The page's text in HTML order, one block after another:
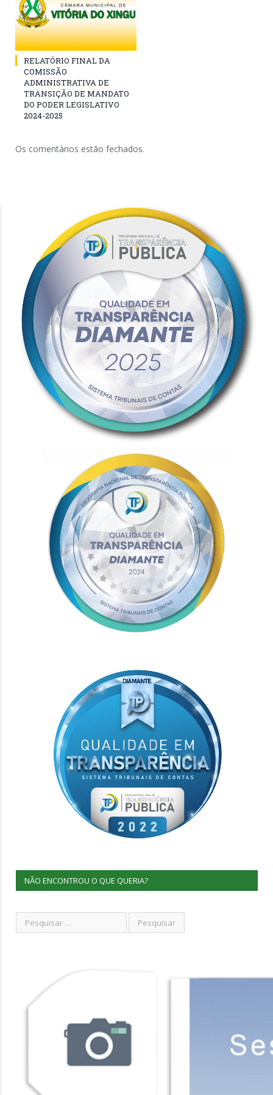
RELATÓRIO FINAL DA
COMISSÃO
ADMINISTRATIVA DE
TRANSIÇÃO DE MANDATO
DO PODER LEGISLATIVO
2024-2025
Os comentários estão fechados.
NÃO ENCONTROU O QUE QUERIA?